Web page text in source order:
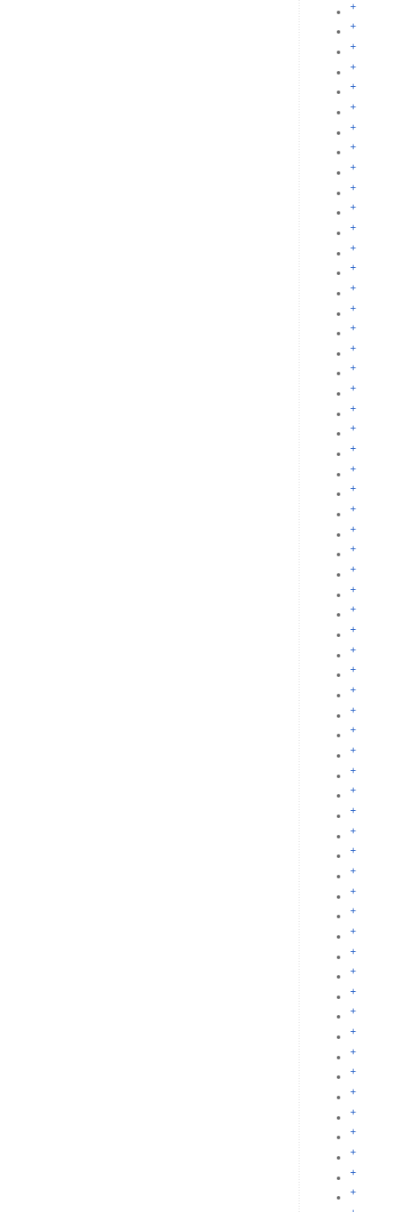
+
+
+
+
+
+
+
+
+
+
+
+
+
+
+
+
+
+
+
+
+
+
+
+
+
+
+
+
+
+
+
+
+
+
+
+
+
+
+
+
+
+
+
+
+
+
+
+
+
+
+
+
+
+
+
+
+
+
+
+